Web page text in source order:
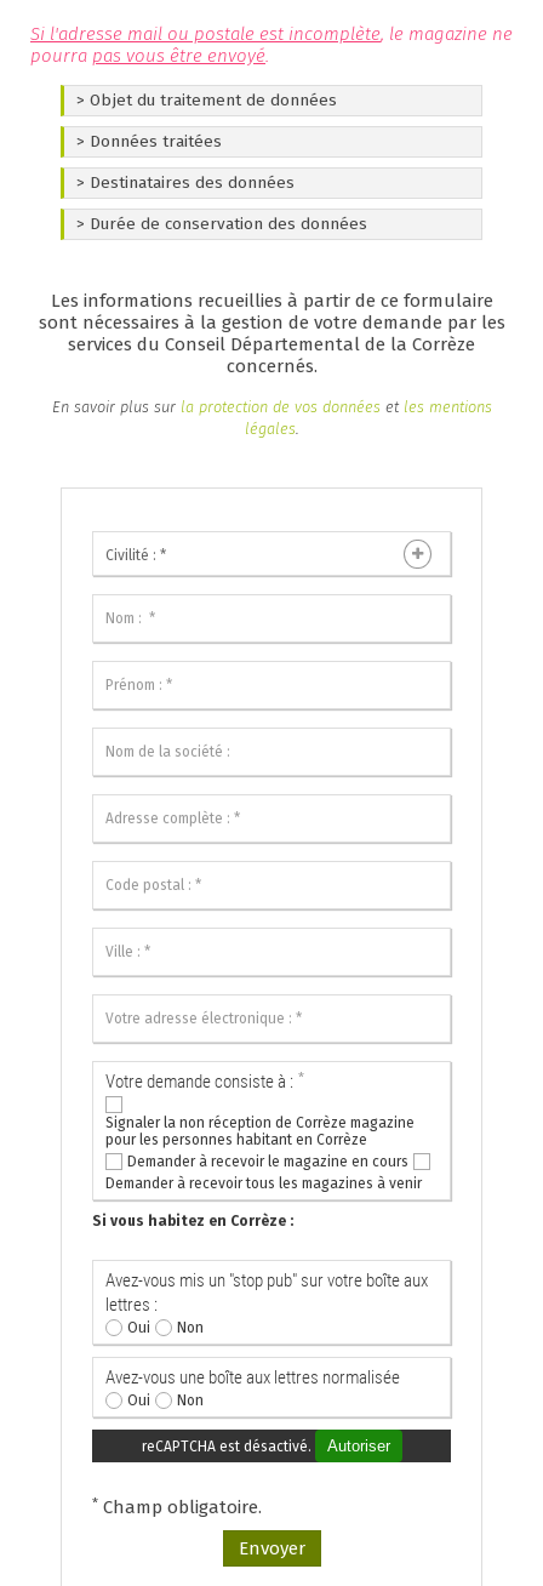
Si l'adresse mail ou postale est incomplète, le magazine ne
pourra pas vous être envoyé.
> Objet du traitement de données
Finalités
Le traitement des demandes effectuées par les
utilisateurs du formulaire "recevoir Corrèze magazine"
du site www.correze.fr permet :
(réception et historisation)
L'élaboration de statistiques anonymes
> Données traitées
Catégories de données traitées
L'identité, les coordonnées postales et
Caractère obligatoire du recueil des données
A défaut de fourniture de l’ensemble des données
la demande ne pourra pas être traitée.
> Destinataires des données
Catégorie(s) de destinataire(s)
> Durée de conservation des données
Les informations recueillies à partir de ce formulaire
sont nécessaires à la gestion de votre demande par les
services du Conseil Départemental de la Corrèze
concernés.
En savoir plus surla protection de vos données et les mentions
légales.
Civilité : *
Votre demande consiste à : *
Signaler la non réception de Corrèze magazine
pour les personnes habitant en Corrèze
Demander à recevoir le magazine en cours
Demander à recevoir tous les magazines à venir
Si vous habitez en Corrèze :
Avez-vous mis un "stop pub" sur votre boîte aux
lettres :
Oui Non
Avez-vous une boîte aux lettres normalisée
Oui Non
reCAPTCHA est désactivé. Autoriser
* Champ obligatoire.